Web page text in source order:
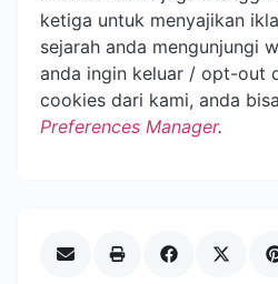
ketiga untuk menyajikan
sejarah anda mengunjungi
anda ingin keluar / opt-out
cookies dari kami, anda
Preferences Manager.